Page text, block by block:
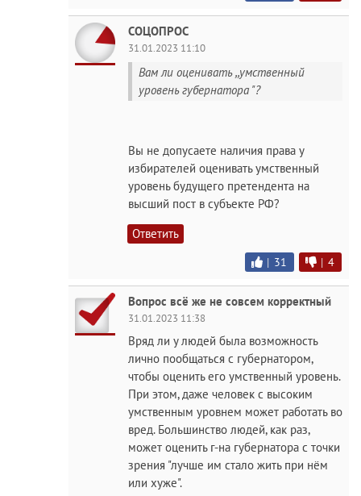
СОЦОПРОС
31.01.2023 11:10
Вам ли оценивать ,,умственный
уровень губернатора "?
Вы не допусаете наличия права у
избирателей оценивать умственный
уровень будущего претендента на
высший пост в субъекте РФ?
Ответить
| 31 | 4
Вопрос всё же не совсем корректный
31.01.2023 11:38
Вряд ли у людей была возможность
лично пообщаться с губернатором,
чтобы оценить его умственный уровень.
При этом, даже человек с высоким
умственным уровнем может работать во
вред. Большинство людей, как раз,
может оценить г-на губернатора с точки
зрения "лучше им стало жить при нём
или хуже".